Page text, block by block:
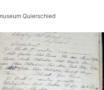
Quierschied